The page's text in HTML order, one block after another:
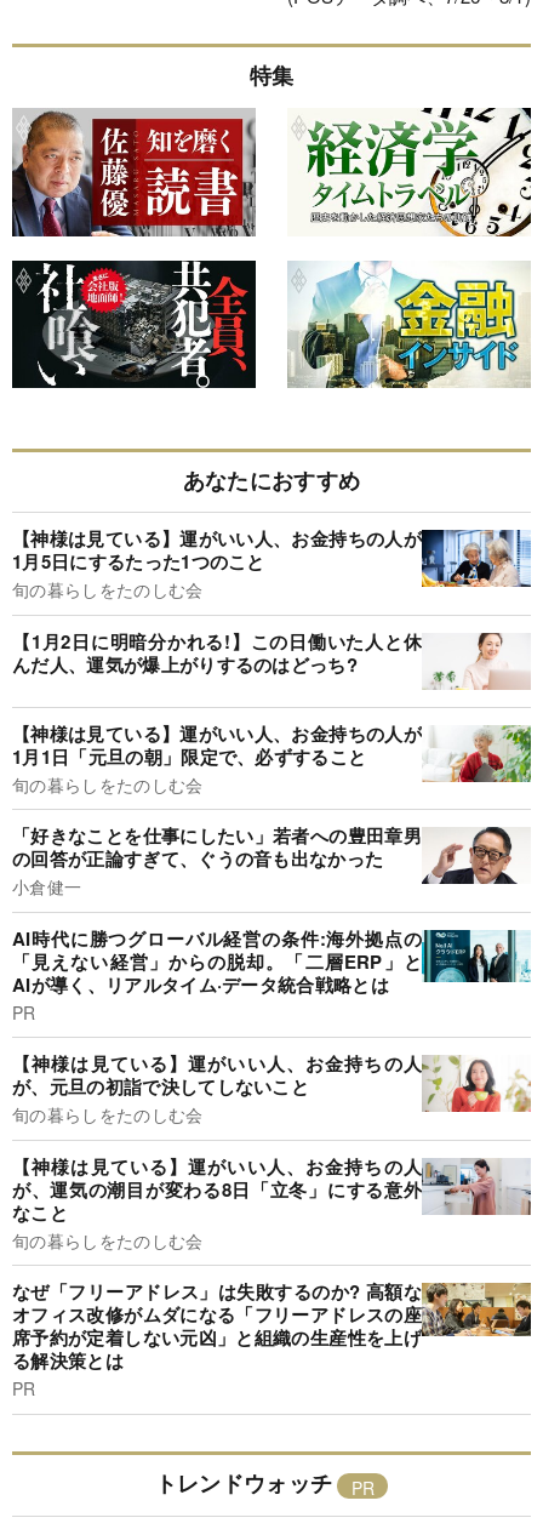
特集
あなたにおすすめ
【神様は見ている】運がいい人、お金持ちの人が
1月5日にするたった1つのこと
旬の暮らしをたのしむ会
【1月2日に明暗分かれる!】この日働いた人と休
んだ人、運気が爆上がりするのはどっち?
【神様は見ている】運がいい人、お金持ちの人が
1月1日「元旦の朝」限定で、必ずすること
旬の暮らしをたのしむ会
「好きなことを仕事にしたい」若者への豊田章男
の回答が正論すぎて、ぐうの音も出なかった
小倉健一
AI時代に勝つグローバル経営の条件:海外拠点の
「見えない経営」からの脱却。「二層ERP」と
AIが導く、リアルタイム·データ統合戦略とは
PR
【神様は見ている】運がいい人、お金持ちの人
が、元旦の初詣で決してしないこと
旬の暮らしをたのしむ会
【神様は見ている】運がいい人、お金持ちの人
が、運気の潮目が変わる8日「立冬」にする意外
なこと
旬の暮らしをたのしむ会
なぜ「フリーアドレス」は失敗するのか? 高額な
オフィス改修がムダになる「フリーアドレスの座
席予約が定着しない元凶」と組織の生産性を上げ
る解決策とは
PR
トレンドウォッチ